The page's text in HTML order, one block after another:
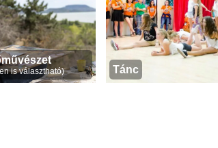
is választható) Tánc